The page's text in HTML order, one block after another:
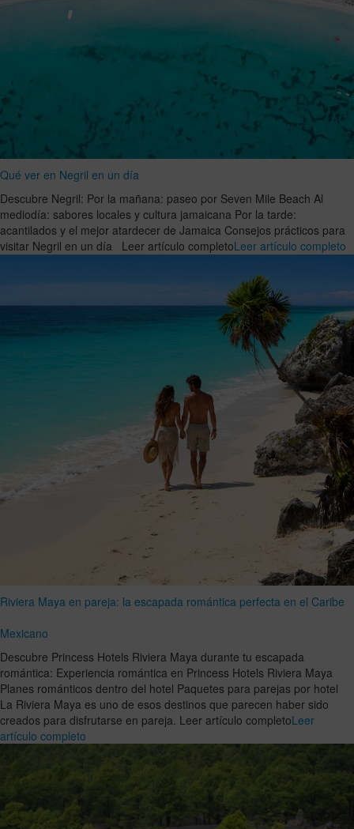
Qué ver en Negril en un día
Descubre Negril: Por la mañana: paseo por Seven Mile Beach Al
mediodía: sabores locales y cultura jamaicana Por la tarde:
acantilados y el mejor atardecer de Jamaica Consejos prácticos para
visitar Negril en un día Leer artículo completoLeer artículo completo
Riviera Maya en pareja: la escapada romántica perfecta en el Caribe
Mexicano
Descubre Princess Hotels Riviera Maya durante tu escapada
romántica: Experiencia romántica en Princess Hotels Riviera Maya
Planes románticos dentro del hotel Paquetes para parejas por hotel
La Riviera Maya es uno de esos destinos que parecen haber sido
creados para disfrutarse en pareja. Leer artículo completoLeer
artículo completo